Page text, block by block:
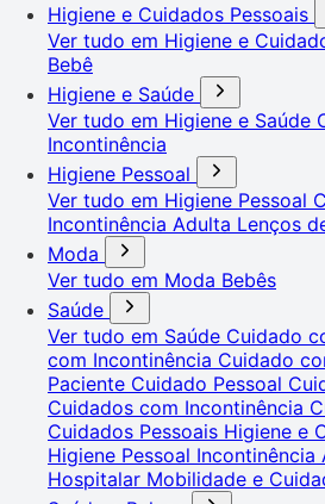
Higiene e Cuidados Pessoais
Ver tudo em Higiene e
Bebê
Higiene e Saúde
Ver tudo em Higiene e Saúde
Incontinência
Higiene Pessoal
Ver tudo em Higiene Pessoal
Incontinência Adulta Lenços
Moda
Ver tudo em Moda Bebês
Saúde
Ver tudo em Saúde Cuidado
com Incontinência Cuidado
Paciente Cuidado Pessoal
Cuidados com Incontinência
Cuidados Pessoais Higiene e
Higiene Pessoal Incontinência
Hospitalar Mobilidade e